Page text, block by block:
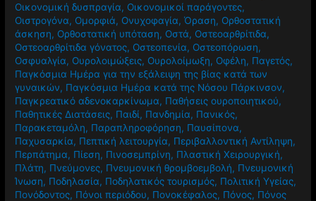
Οικονομική δυσπραγία, Οικονομικοί παράγοντες,
Οιστρογόνα, Ομορφιά, Ονυχοφαγία,Όραση, Ορθοστατική
άσκηση, Ορθοστατική υπόταση, Οστά, Οστεοαρθρίτιδα,
Οστεοαρθρίτιδα γόνατος, Οστεοπενία, Οστεοπόρωση,
Οσφυαλγία, Ουρολοιμώξεις, Ουρολοίμωξη, Οφέλη, Παγετός,
Παγκόσμια Ημέρα για την εξάλειψη της βίας κατά των
γυναικών, Παγκόσμια Ημέρα κατά της Νόσου Πάρκινσον,
Παγκρεατικό αδενοκαρκίνωμα, Παθήσεις ουροποιητικού,
Παθητικές Διατάσεις, Παιδί, Πανδημία, Πανικός,
Παρακεταμόλη, Παραπληροφόρηση, Παυσίπονα,
Παχυσαρκία, Πεπτική λειτουργία, Περιβαλλοντική Αντίληψη,
Περπάτημα, Πίεση, Πινοσεμπρίνη, Πλαστική Χειρουργική,
Πλάτη, Πνεύμονες, Πνευμονική θρομβοεμβολή, Πνευμονική
Ίνωση, Ποδηλασία, Ποδηλατικός τουρισμός, Πολιτική Υγείας,
Πονόδοντος, Πόνοι περιόδου, Πονοκέφαλος, Πόνος, Πόνος